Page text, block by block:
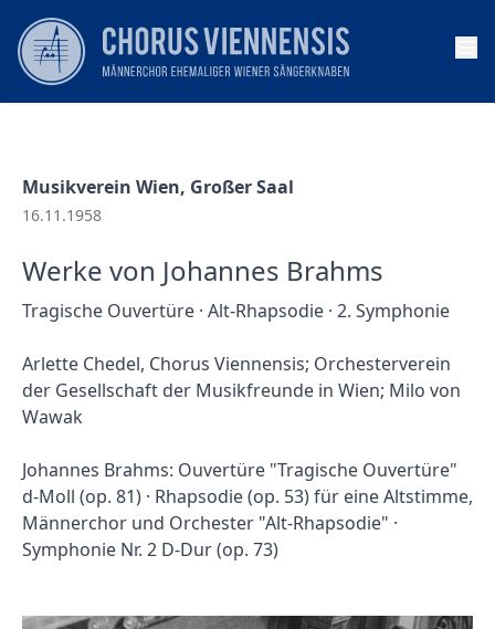
Musikverein Wien, Großer Saal
16.11.1958
Werke von Johannes Brahms
Tragische Ouvertüre · Alt-Rhapsodie · 2. Symphonie
Arlette Chedel, Chorus Viennensis; Orchesterverein
der Gesellschaft der Musikfreunde in Wien; Milo von
Wawak
Johannes Brahms: Ouvertüre "Tragische Ouvertüre"
d-Moll (op. 81) · Rhapsodie (op. 53) für eine Altstimme,
Männerchor und Orchester "Alt-Rhapsodie" ·
Symphonie Nr. 2 D-Dur (op. 73)